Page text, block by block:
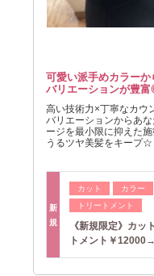
可愛い派手めカラーか
バリエーションが豊
高い技術力×丁寧なカウ
バリエーションからあ
ージを最小限に抑えた
うるツヤ美髪をキープ☆
新
規
カット
カラー
トリートメント
《新規限定》カッ
トメント￥12000→